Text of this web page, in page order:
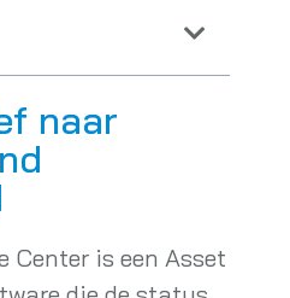
naar
Center is een Asset